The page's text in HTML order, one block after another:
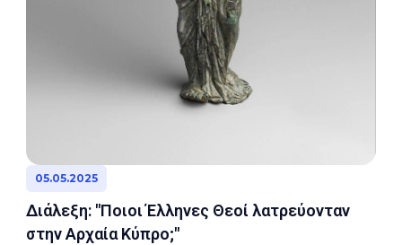
05.05.2025
Διάλεξη: "Ποιοι Έλληνες Θεοί λατρεύονταν
στην Αρχαία Κύπρο;"